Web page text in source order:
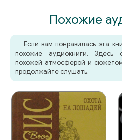
Похожие
Если вам понравилась эта
похожие аудиокниги. Здесь
похожей атмосферой и
продолжайте слушать.